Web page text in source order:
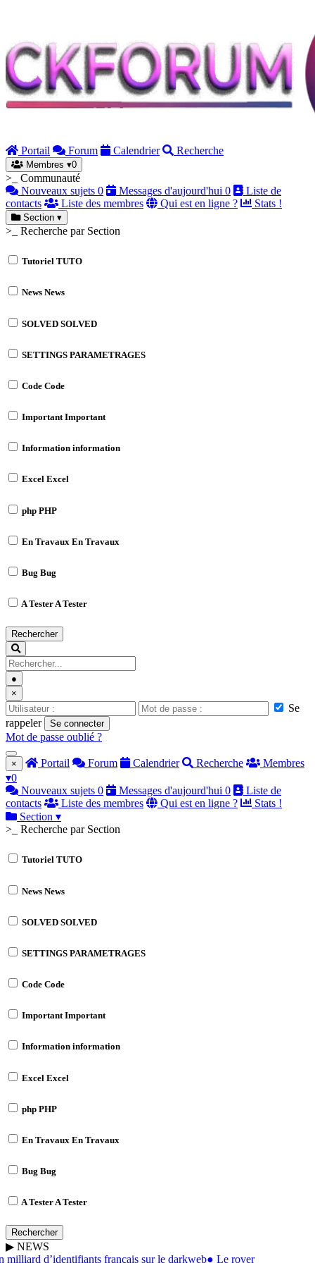
Portail Forum Calendrier Recherche
Membres ▾0
>_ Communauté
Nouveaux sujets 0 Messages d'aujourd'hui 0
Liste de
contacts
Liste des membres Qui est en ligne ? Stats !
Section ▾
>_ Recherche par Section
Tutoriel TUTO
News News
SOLVED SOLVED
SETTINGS PARAMETRAGES
Code Code
ImportantImportant
Information information
Excel Excel
php PHP
En Travaux En Travaux
Bug Bug
A TesterA Tester
Rechercher
●
×
Se
rappeler
Se connecter
Mot de passe oublié ?
× Portail Forum Calendrier Recherche
Membres
▾0
Nouveaux sujets 0 Messages d'aujourd'hui 0
Liste de
contacts
Liste des membres Qui est en ligne ?
Stats !
Section ▾
>_ Recherche par Section
Tutoriel TUTO
News News
SOLVED SOLVED
SETTINGS PARAMETRAGES
Code Code
ImportantImportant
Information information
Excel Excel
php PHP
En Travaux En Travaux
Bug Bug
A TesterA Tester
Rechercher
▶ NEWS
d’identifiants français sur le darkweb●Le rover